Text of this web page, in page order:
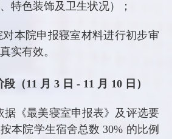
特色装饰及卫生状况）；
对本院申报寝室材料进行初步审
实有效。
段（11 月 3 日 - 11 月 10 日）
据《最美寝室申报表》及评选要
本院学生宿舍总数 30% 的比例